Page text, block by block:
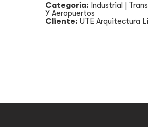
Categoría: Industrial |
Y Aeropuertos
Cliente: UTE Arquitectura